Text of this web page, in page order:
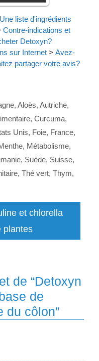
Une liste d'ingrédients
Contre-indications et
Detoxyn?
sur Internet > Avez-
partager votre avis?
, Aloès, Autriche,
, Curcuma,
Unis, Foie, France,
, Métabolisme,
, Suède, Suisse,
, Thé vert, Thym,
et chlorella
plantes
de “Detoxyn
de
du côlon”